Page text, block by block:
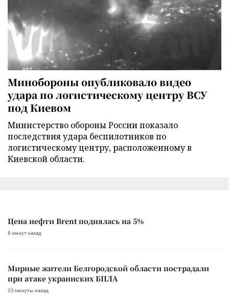
Минобороны опубликовало видео
удара по логистическому центру ВСУ
под Киевом
Министерство обороны России показало
последствия удара беспилотников по
логистическому центру, расположенному в
Киевской области.
Цена нефти Brent поднялась на 5%
8 минут назад
Мирные жители Белгородской области пострадали
при атаке украинских БПЛА
33 минуты назад